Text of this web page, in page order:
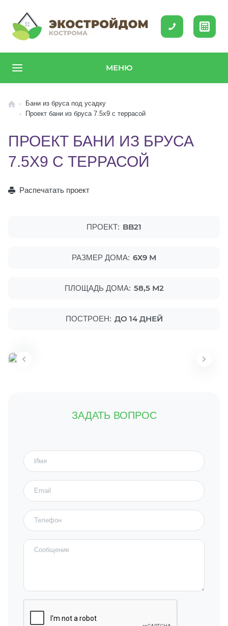
МЕНЮ
Бани из бруса под усадку
Проект бани из бруса 7.5x9 с террасой
ПРОЕКТ БАНИ ИЗ БРУСА
7.5X9 С ТЕРРАСОЙ
Распечатать проект
ПРОЕКТ: BB21
РАЗМЕР ДОМА: 6Х9 М
ПЛОЩАДЬ ДОМА: 58,5 М2
ПОСТРОЕН: ДО 14 ДНЕЙ
ЗАДАТЬ ВОПРОС